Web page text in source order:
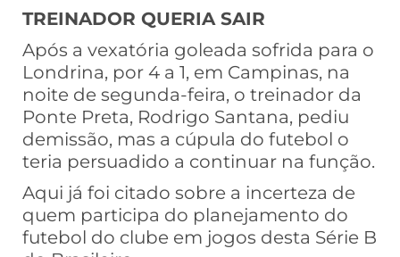
TREINADOR QUERIA SAIR
Após a vexatória goleada sofrida para o
Londrina, por 4 a 1, em Campinas, na
noite de segunda-feira, o treinador da
Ponte Preta, Rodrigo Santana, pediu
demissão, mas a cúpula do futebol o
teria persuadido a continuar na função.
Aqui já foi citado sobre a incerteza de
quem participa do planejamento do
futebol do clube em jogos desta Série B